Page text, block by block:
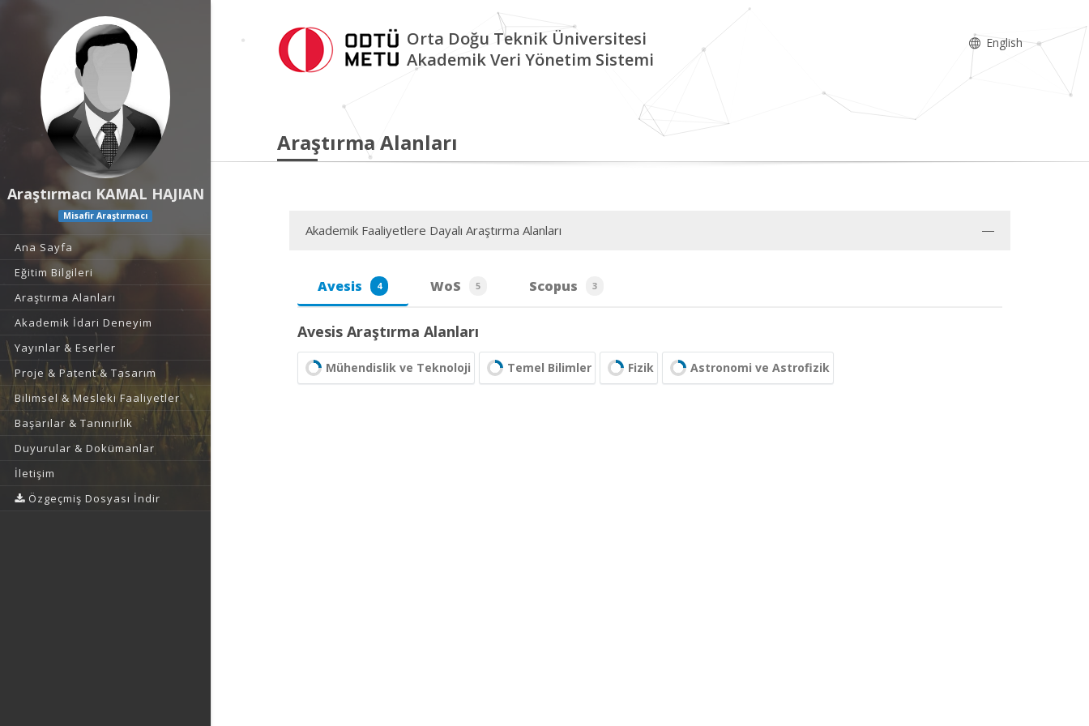
Araştırmacı KAMAL HAJIAN
Misafir Araştırmacı
Ana Sayfa
Eğitim Bilgileri
Araştırma Alanları
Akademik İdari Deneyim
Yayınlar & Eserler
Proje & Patent & Tasarım
Bilimsel & Mesleki Faaliyetler
Başarılar & Tanınırlık
Duyurular & Dokümanlar
İletişim
Özgeçmiş Dosyası İndir
Orta Doğu Teknik Üniversitesi
Akademik Veri Yönetim Sistemi
English
Araştırma Alanları
Akademik Faaliyetlere Dayalı Araştırma Alanları
Avesis 4 WoS 5 Scopus 3
Avesis Araştırma Alanları
Mühendislik ve Teknoloji Temel Bilimler Fizik Astronomi ve Astrofizik